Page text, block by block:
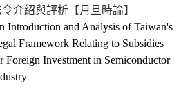
令介紹與評析【月旦時論】
Introduction and Analysis of Taiwan's
Framework Relating to Subsidies
Foreign Investment in Semiconductor